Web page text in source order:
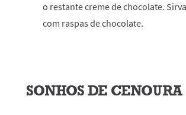
o restante creme de chocolate.
com raspas de chocolate.
SONHOS DE CENOURA